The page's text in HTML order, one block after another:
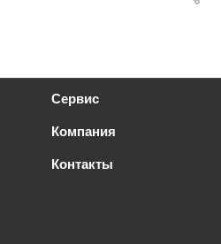
Сервис
Компания
Контакты